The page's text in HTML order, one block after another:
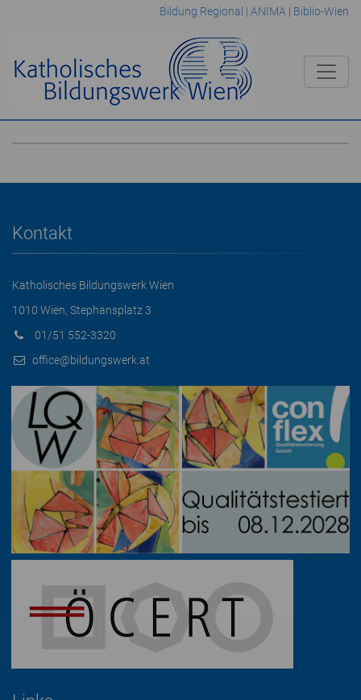
Bildung Regional | ANIMA | Biblio-Wien
Kontakt
Katholisches Bildungswerk Wien
1010 Wien, Stephansplatz 3
01/51 552-3320
office@bildungswerk.at